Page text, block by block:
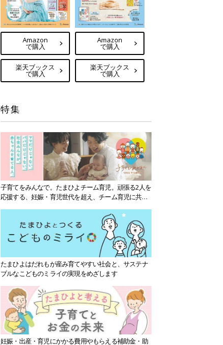
Amazon
で購入
楽天ブックス
で購入
Amazon
で購入
楽天ブックス
で購入
特集
子育てをみんなで。たまひよチーム育児。頑張る2人を
応援する、妊娠・育児世代を超え、チーム育児に共感
たまひよはだれもが産み育てやすい社会と、サステナ
ブルなこどものミライの実現をめざします
妊娠・出産・育児にかかる費用やもらえる補助金・助